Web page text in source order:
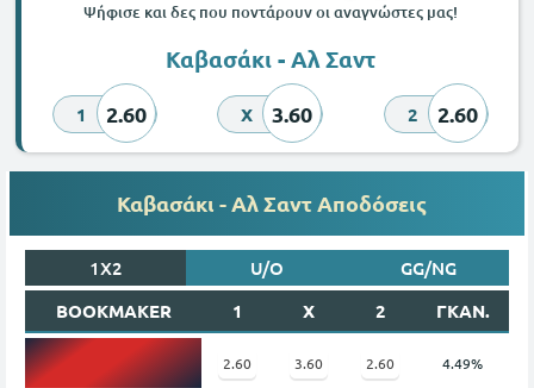
Ψήφισε και δες που ποντάρουν οι αναγνώστες μας!
Καβασάκι - Αλ Σαντ
1 2.60 X 3.60 2 2.60
Καβασάκι - Αλ Σαντ Αποδόσεις
1X2 U/O
GG/NG
BOOKMAKER
1 X 2 ΓΚΑΝ.
2.60 3.60 2.60 4.49%